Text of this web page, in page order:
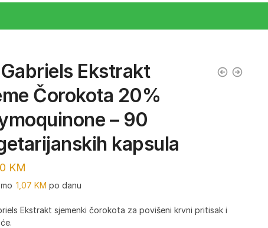
Ekstrakt
Čorokota 20%
– 90
kapsula
KM
1,07KM po danu
Ekstrakt sjemenki čorokota za povišeni krvni pritisak i